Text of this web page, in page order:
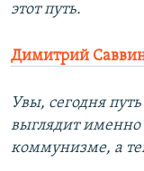
этот путь.
Димитрий
Увы, сегодня
выглядит именно
коммунизме, а